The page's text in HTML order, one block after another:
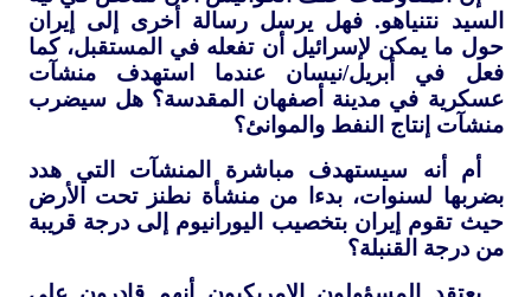
السيد نتنياهو. فهل يرسل رسالة أخرى إلى إيران
حول ما يمكن لإسرائيل أن تفعله في المستقبل، كما
فعل في أبريل/نيسان عندما استهدف منشآت
عسكرية في مدينة أصفهان المقدسة؟ هل سيضرب
منشآت إنتاج النفط والموانئ؟
أم أنه سيستهدف مباشرة المنشآت التي هدد
بضربها لسنوات، بدءا من منشأة نطنز تحت الأرض
حيث تقوم إيران بتخصيب اليورانيوم إلى درجة قريبة
من درجة القنبلة؟